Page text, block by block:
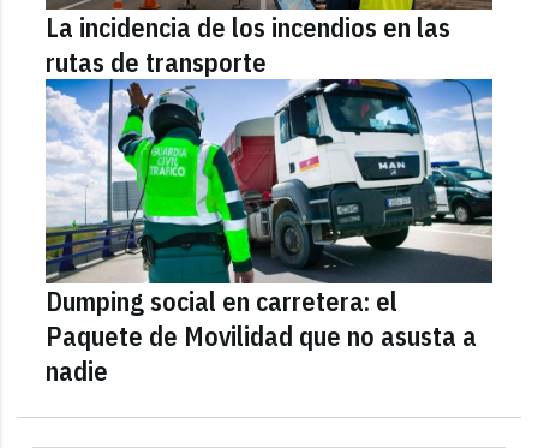
La incidencia de los incendios en las
rutas de transporte
Dumping social en carretera: el
Paquete de Movilidad que no asusta a
nadie